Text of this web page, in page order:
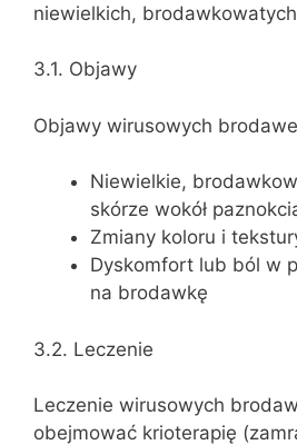
niewielkich,
3.1. Objawy
Objawy wirusowych
Niewielkie,
skórze wokół
Zmiany koloru i
Dyskomfort lub ból w
na brodawkę
3.2. Leczenie
Leczenie wirusowych
obejmować krioterapię